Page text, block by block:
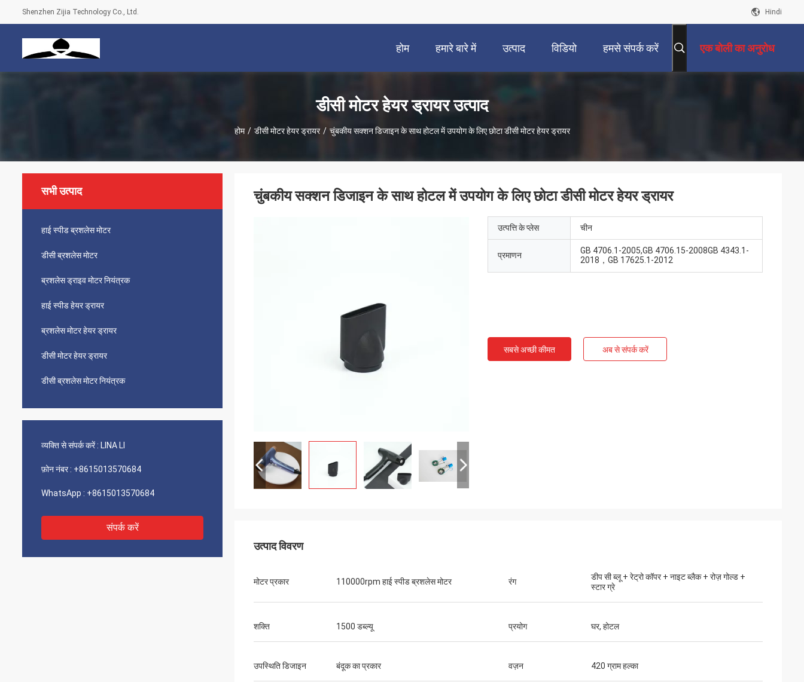
Shenzhen Zijia Technology Co., Ltd. Hindi
होम हमारे बारे में उत्पाद विडियो हमसे संपर्क करें एक बोली का अनुरोध
डीसी मोटर हेयर ड्रायर उत्पाद
होम / डीसी मोटर हेयर ड्रायर / चुंबकीय सक्शन डिजाइन के साथ होटल में उपयोग के लिए छोटा डीसी मोटर हेयर ड्रायर
सभी उत्पाद
हाई स्पीड ब्रशलेस मोटर
डीसी ब्रशलेस मोटर
ब्रशलेस ड्राइव मोटर नियंत्रक
हाई स्पीड हेयर ड्रायर
ब्रशलेस मोटर हेयर ड्रायर
डीसी मोटर हेयर ड्रायर
डीसी ब्रशलेस मोटर नियंत्रक
व्यक्ति से संपर्क करें : LINA LI
फ़ोन नंबर : +8615013570684
WhatsApp : +8615013570684
संपर्क करें
चुंबकीय सक्शन डिजाइन के साथ होटल में उपयोग के लिए छोटा डीसी मोटर हेयर ड्रायर
उत्पत्ति के प्लेस चीन
प्रमाणन
GB 4706.1-2005,GB 4706.15-2008GB 4343.1-
2018，GB 17625.1-2012
सबसे अच्छी कीमत अब से संपर्क करें
उत्पाद विवरण
मोटर प्रकार 110000rpm हाई स्पीड ब्रशलेस मोटर रंग
डीप सी ब्लू + रेट्रो कॉपर + नाइट ब्लैक + रोज़ गोल्ड +
स्टार ग्रे
शक्ति 1500 डब्ल्यू प्रयोग घर, होटल
उपस्थिति डिजाइन बंदूक का प्रकार वज़न 420 ग्राम हल्का